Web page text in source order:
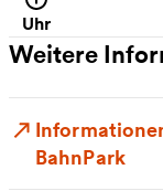
Uhr
Weitere
BahnPark